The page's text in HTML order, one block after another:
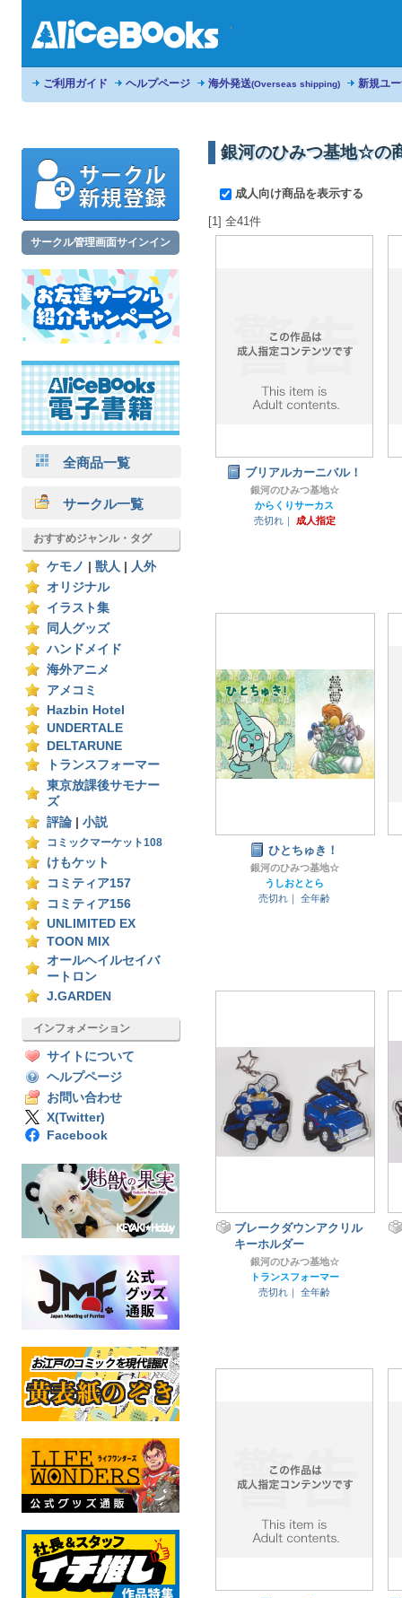
ご利用ガイド ヘルプページ 海外発送(Overseas shipping) 新規ユ
サークル管理画面サインイン
全商品一覧
サークル一覧
おすすめジャンル・タグ
ケモノ 獣人
人外
オリジナル
イラスト集
同人グッズ
ハンドメイド
海外アニメ
アメコミ
Hazbin Hotel
UNDERTALE
DELTARUNE
トランスフォーマー
東京放課後サモナー
ズ
評論
小説
コミックマーケット108
けもケット
コミティア157
コミティア156
UNLIMITED EX
TOON MIX
オールヘイルセイバ
ートロン
J.GARDEN
インフォメーション
サイトについて
ヘルプページ
お問い合わせ
X(Twitter)
Facebook
銀河のひみつ基地☆の
成人向け商品を表示する
[1] 全41件
ブリアルカーニバル！
銀河のひみつ基地☆
からくりサーカス
売切れ｜
成人指定
ひとちゅき！
銀河のひみつ基地☆
うしおととら
売切れ｜
全年齢
ブレークダウンアクリル
キーホルダー
銀河のひみつ基地☆
トランスフォーマー
売切れ｜
全年齢